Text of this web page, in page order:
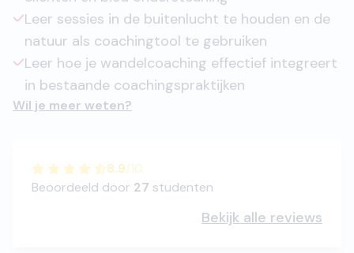
Leer sessies in de buitenlucht te houden en de
natuur als coachingtool te gebruiken
Leer hoe je wandelcoaching effectief integreert
in bestaande coachingspraktijken
Wil je meer weten?
8.9/10
Beoordeeld door 27 studenten
Bekijk alle reviews